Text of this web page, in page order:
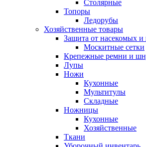
Столярные
Топоры
Ледорубы
Хозяйственные товары
Защита от насекомых и
Москитные сетки
Крепежные ремни и
Лупы
Ножи
Кухонные
Мультитулы
Складные
Ножницы
Кухонные
Хозяйственные
Ткани